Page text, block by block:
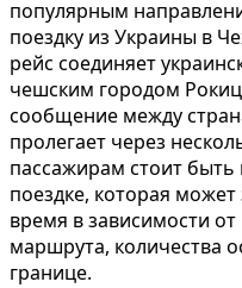
популярным
поездку из Украины в
рейс соединяет
чешским городом
сообщение между
пролегает через
пассажирам стоит
поездке, которая
время в зависимости
маршрута, количества
границе.